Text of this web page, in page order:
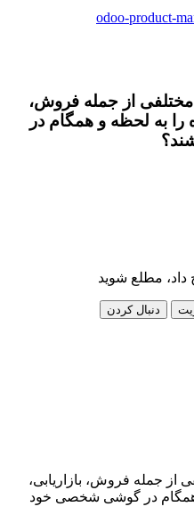
odoo-product-
مختلفی از جمله فروش،
را به لحظه و همگام در
مطلع شوید
دنبال کردن
از جمله فروش، بازاریابی،
همگام در گوشی شخصی خود